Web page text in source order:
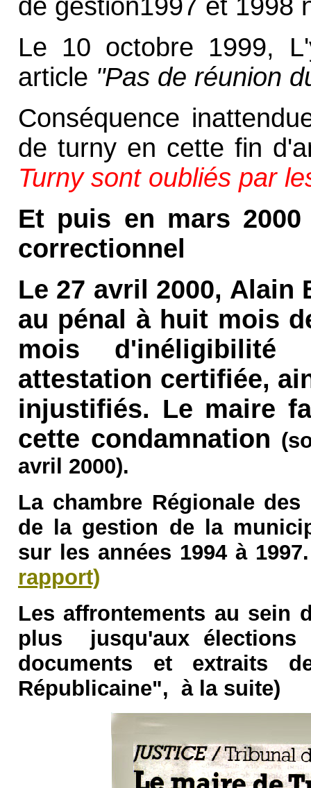
de gestion1997 et 1998
Le 10 octobre 1999,
article "Pas de réunion
Conséquence
de turny en cette fin
Turny sont oubliés par
Et puis en mars
correctionnel
Le 27 avril 2000, Alain
au pénal à huit mois
mois
attestation certifiée,
injustifiés. Le maire
cette condamnation
avril 2000).
La chambre Régionale
de la gestion de la
sur les années 1994 à
rapport)
Les affrontements au sein
plus jusqu'aux élections
documents et extraits
Républicaine", à la suite)